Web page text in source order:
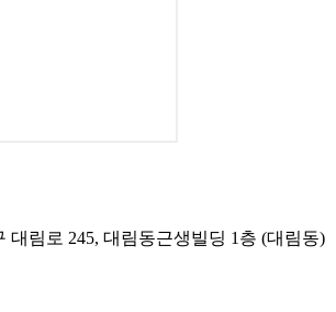
대림로 245, 대림동근생빌딩 1층 (대림동)